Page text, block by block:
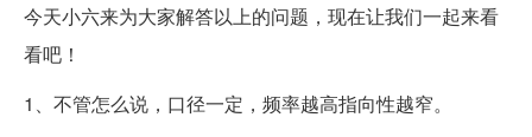
今天小六来为大家解答以上的问题，现在让我们一起来看
看吧！
1、不管怎么说，口径一定，频率越高指向性越窄。